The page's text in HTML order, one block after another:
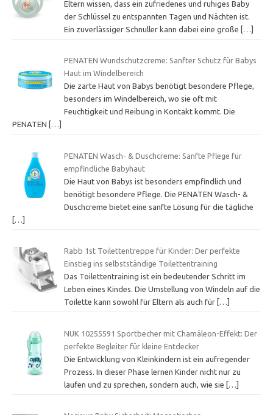
Eltern wissen, dass ein zufriedenes und ruhiges Baby
der Schlüssel zu entspannten Tagen und Nächten ist.
Ein zuverlässiger Schnuller kann dabei eine große
[…]
PENATEN Wundschutzcreme: Sanfter Schutz für Babys
Haut im Windelbereich
Die zarte Haut von Babys benötigt besondere Pflege,
besonders im Windelbereich, wo sie oft mit
Feuchtigkeit und Reibung in Kontakt kommt. Die
PENATEN
[…]
PENATEN Wasch- & Duschcreme: Sanfte Pflege für
empfindliche Babyhaut
Die Haut von Babys ist besonders empfindlich und
benötigt besondere Pflege. Die PENATEN Wasch- &
Duschcreme bietet eine sanfte Lösung für die tägliche
[…]
Rabb 1st Toilettentreppe für Kinder: Der perfekte
Einstieg ins selbstständige Toilettentraining
Das Toilettentraining ist ein bedeutender Schritt im
Leben eines Kindes. Die Umstellung von Windeln auf die
Toilette kann sowohl für Eltern als auch für […]
NUK 10255591 Sportbecher mit Chamäleon-Effekt: Der
perfekte Begleiter für kleine Entdecker
Die Entwicklung von Kleinkindern ist ein aufregender
Prozess. In dieser Phase lernen Kinder nicht nur zu
laufen und zu sprechen, sondern auch, wie sie
[…]